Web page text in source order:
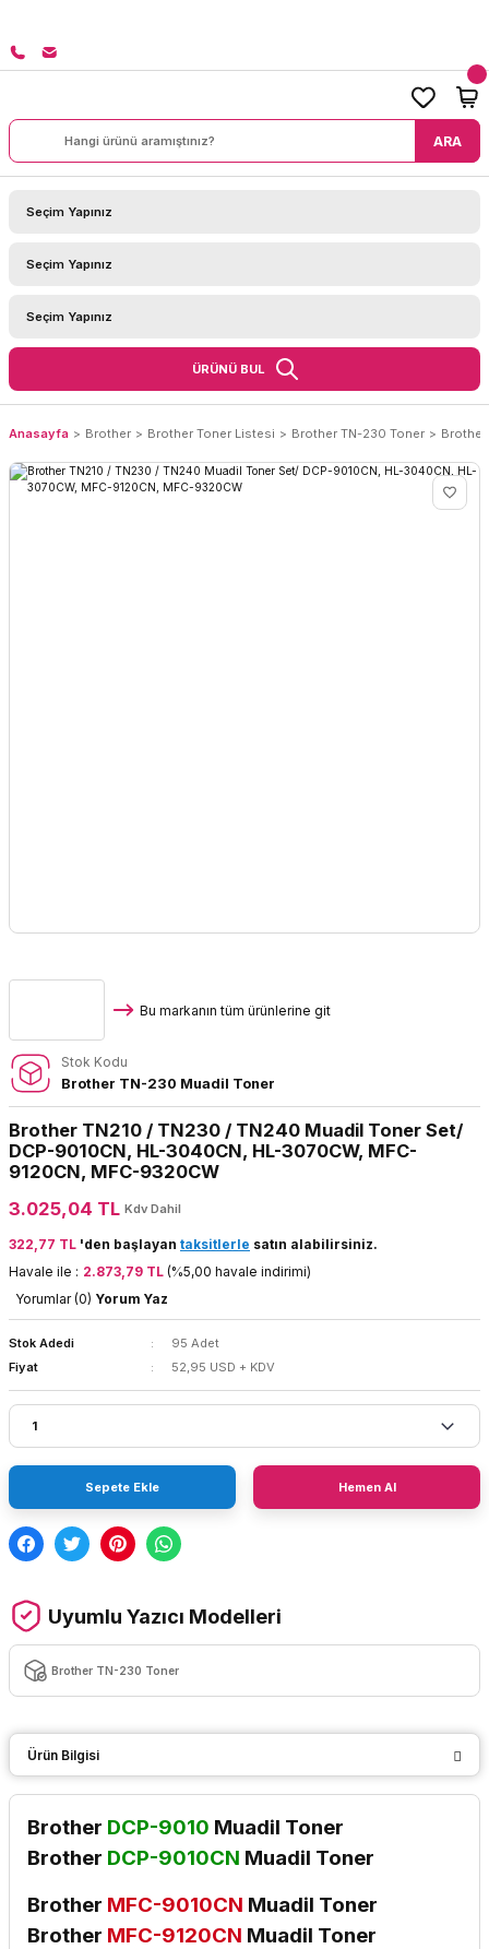
ARA
ÜRÜNÜ BUL
Anasayfa Brother Brother Toner Listesi Brother TN-230 Toner Brother
Bu markanın tüm ürünlerine git
Stok Kodu
Brother TN-230 Muadil Toner
Brother TN210 / TN230 / TN240 Muadil Toner Set/
DCP-9010CN, HL-3040CN, HL-3070CW, MFC-
9120CN, MFC-9320CW
3.025,04 TL Kdv Dahil
322,77 TL 'den başlayan taksitlerle satın alabilirsiniz.
Havale ile : 2.873,79 TL (%5,00 havale indirimi)
Yorumlar (0) Yorum Yaz
Stok Adedi
95 Adet
Fiyat
52,95 USD + KDV
Sepete Ekle Hemen Al
Uyumlu Yazıcı Modelleri
Brother TN-230 Toner
Ürün Bilgisi
Brother DCP-9010 Muadil Toner
Brother DCP-9010CN Muadil Toner
Brother MFC-9010CN Muadil Toner
Brother MFC-9120CN Muadil Toner